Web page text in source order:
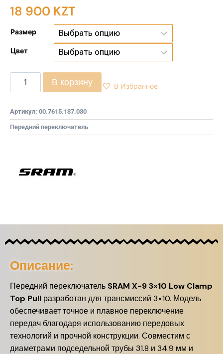
18 900 KZT
Размер
Цвет
В корзину В Избранное
Артикул: 00.7615.137.030
Передний переключатель
Описание:
Передний переключатель SRAM X-9 3×10 Low Clamp
Top Pull разработан для трансмиссий 3×10. Модель
обеспечивает точное и плавное переключение
передач благодаря использованию передовых
технологий и прочной конструкции. Совместим с
диаметрами подседельной трубы 31.8 и 34.9 мм и